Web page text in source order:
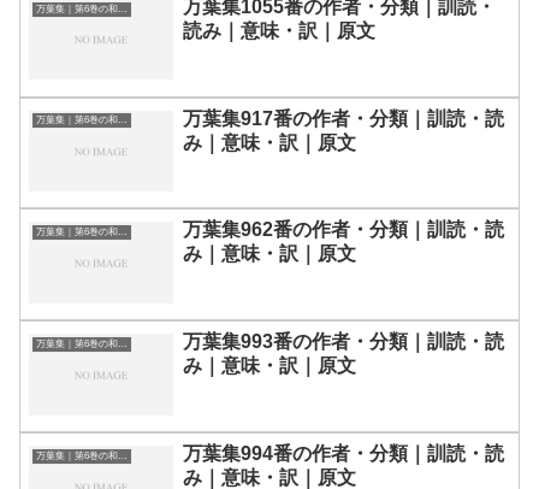
万葉集｜第6巻の和歌一覧
万葉集1055番の作者・分類｜訓読・
読み｜意味・訳｜原文
万葉集｜第6巻の和歌一覧
万葉集917番の作者・分類｜訓読・読
み｜意味・訳｜原文
万葉集｜第6巻の和歌一覧
万葉集962番の作者・分類｜訓読・読
み｜意味・訳｜原文
万葉集｜第6巻の和歌一覧
万葉集993番の作者・分類｜訓読・読
み｜意味・訳｜原文
万葉集｜第6巻の和歌一覧
万葉集994番の作者・分類｜訓読・読
み｜意味・訳｜原文